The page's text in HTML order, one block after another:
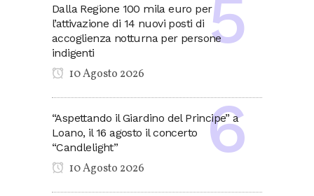
Dalla Regione 100 mila euro per
l’attivazione di 14 nuovi posti di
accoglienza notturna per persone
indigenti
10 Agosto 2026
“Aspettando il Giardino del Principe” a
Loano, il 16 agosto il concerto
“Candlelight”
10 Agosto 2026